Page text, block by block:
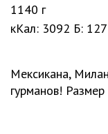
1140 г
кКал: 3092 Б:
Мексикана,
гурманов!